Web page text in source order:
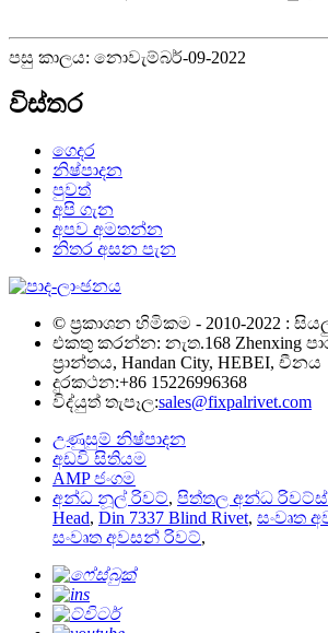
පසු කාලය: නොවැම්බර්-09-2022
විස්තර
ගෙදර
නිෂ්පාදන
පුවත්
අපි ගැන
අපව අමතන්න
නිතර අසන පැන
© ප්‍රකාශන හිමිකම - 2010-2022 :
එකතු කරන්න: නැත.168 Zhenxing
ප්‍රාන්තය, Handan City, HEBEI, චීනය
දුරකථන:+86 15226996368
විද්යුත් තැපෑල:sales@fixpalrivet.com
උණුසුම් නිෂ්පාදන
අඩවි සිතියම
AMP ජංගම
අන්ධ නූල් රිවට්, පිත්තල අන්ධ රිවට්ස්
Head, Din 7337 Blind Rivet, සංවෘත
සංවෘත අවසන් රිවට්,